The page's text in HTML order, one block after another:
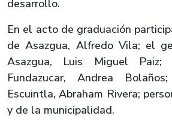
desarrollo.
En el acto de graduación
de Asazgua, Alfredo Vila; el
Asazgua, Luis Miguel
Fundazucar, Andrea
Escuintla, Abraham Rivera;
y de la municipalidad.